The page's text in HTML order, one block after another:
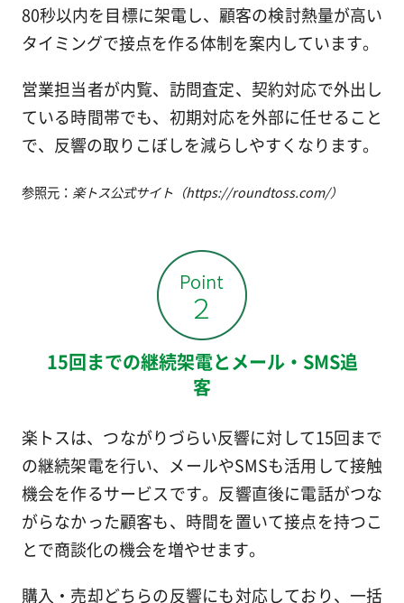
80秒以内を目標に架電し、顧客の検討熱量が高い
タイミングで接点を作る体制を案内しています。
営業担当者が内覧、訪問査定、契約対応で外出し
ている時間帯でも、初期対応を外部に任せること
で、反響の取りこぼしを減らしやすくなります。
参照元： 楽トス公式サイト（https://roundtoss.com/）
15回までの継続架電とメール・SMS追
客
楽トスは、つながりづらい反響に対して15回まで
の継続架電を行い、メールやSMSも活用して接触
機会を作るサービスです。反響直後に電話がつな
がらなかった顧客も、時間を置いて接点を持つこ
とで商談化の機会を増やせます。
購入・売却どちらの反響にも対応しており、一括